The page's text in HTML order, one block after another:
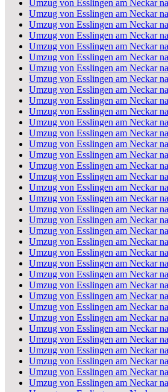
Umzug von Esslingen am Neckar
Umzug von Esslingen am Neckar
Umzug von Esslingen am Neckar
Umzug von Esslingen am Neckar
Umzug von Esslingen am Neckar
Umzug von Esslingen am Neckar
Umzug von Esslingen am Neckar
Umzug von Esslingen am Neckar
Umzug von Esslingen am Neckar
Umzug von Esslingen am Neckar
Umzug von Esslingen am Neckar
Umzug von Esslingen am Neckar
Umzug von Esslingen am Neckar
Umzug von Esslingen am Neckar
Umzug von Esslingen am Neckar
Umzug von Esslingen am Neckar
Umzug von Esslingen am Neckar
Umzug von Esslingen am Neckar
Umzug von Esslingen am Neckar
Umzug von Esslingen am Neckar
Umzug von Esslingen am Neckar
Umzug von Esslingen am Neckar
Umzug von Esslingen am Neckar
Umzug von Esslingen am Neckar
Umzug von Esslingen am Neckar
Umzug von Esslingen am Neckar
Umzug von Esslingen am Neckar
Umzug von Esslingen am Neckar
Umzug von Esslingen am Neckar
Umzug von Esslingen am Neckar
Umzug von Esslingen am Neckar
Umzug von Esslingen am Neckar
Umzug von Esslingen am Neckar
Umzug von Esslingen am Neckar
Umzug von Esslingen am Neckar
Umzug von Esslingen am Neckar